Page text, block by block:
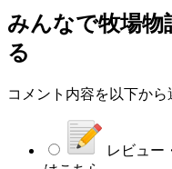
みんなで牧場物
る
コメント内容を以下か
レビュー